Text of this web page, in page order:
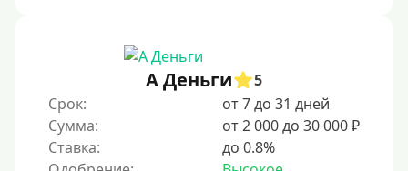
4 месяца
5 месяцев
А Деньги
5
Срок:
от 7 до 31 дней
Сумма:
от 2 000 до 30 000 ₽
Ставка:
до 0.8%